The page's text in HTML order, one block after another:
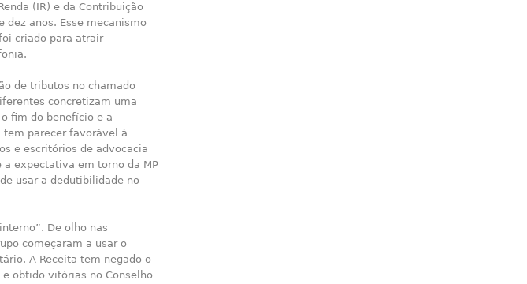
(IR) e da Contribuição
dez anos. Esse mecanismo
criado para atrair
de tributos no chamado
concretizam uma
fim do benefício e a
tem parecer favorável à
e escritórios de advocacia
expectativa em torno da MP
usar a dedutibilidade no
De olho nas
começaram a usar o
A Receita tem negado o
obtido vitórias no Conselho